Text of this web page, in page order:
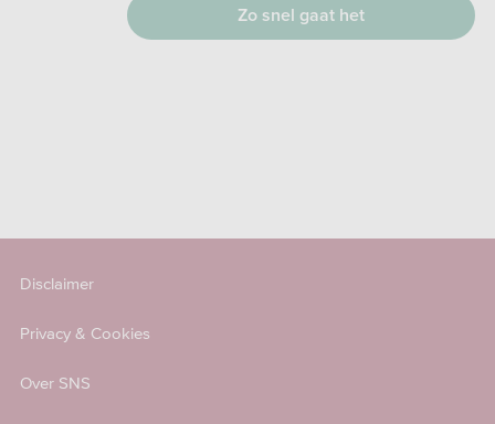
Zo snel gaat het
Disclaimer
Privacy & Cookies
Over SNS